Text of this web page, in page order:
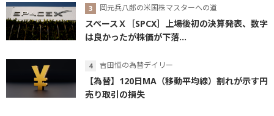
岡元兵八郎の米国株マスターへの道
スペースＸ［SPCX］上場後初の決算発表、数字
は良かったが株価が下落...
吉田恒の為替デイリー
【為替】120日MA（移動平均線）割れが示す円
売り取引の損失